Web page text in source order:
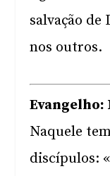
salvação de
nos outros.
Evangelho:
Naquele
discípulos: